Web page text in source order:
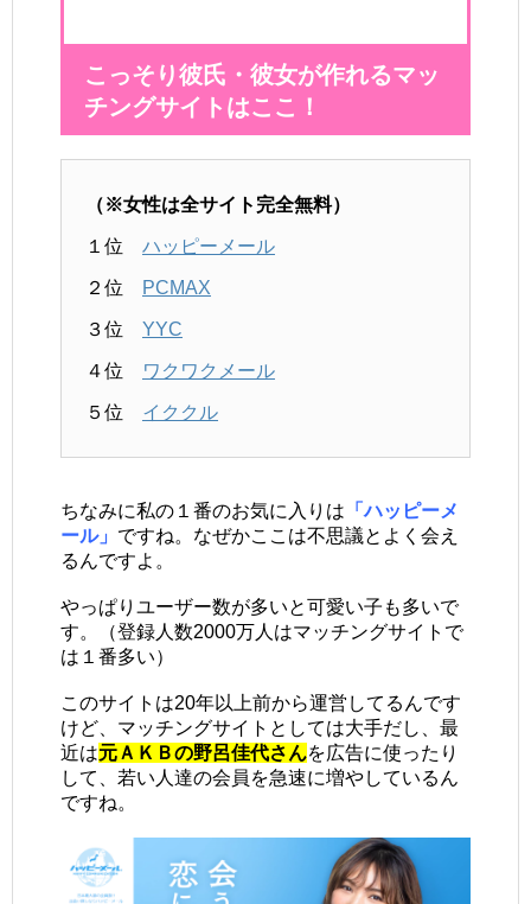
こっそり彼氏・彼女が作れるマッ
チングサイトはここ！
（※女性は全サイト完全無料）
１位 ハッピーメール
２位 PCMAX
３位 YYC
４位 ワクワクメール
５位 イククル
ちなみに私の１番のお気に入りは 「ハッピーメ
ール」 ですね。なぜかここは不思議とよく会え
るんですよ。
やっぱりユーザー数が多いと可愛い子も多いで
す。（登録人数2000万人はマッチングサイトで
は１番多い）
このサイトは20年以上前から運営してるんです
けど、マッチングサイトとしては大手だし、最
近は元ＡＫＢの野呂佳代さんを広告に使ったり
して、若い人達の会員を急速に増やしているん
ですね。